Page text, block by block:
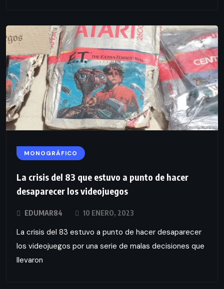
MONOGRÁFICO
La crisis del 83 que estuvo a punto de hacer
desaparecer los videojuegos
EDUMAR84 10 ENERO, 2023
La crisis del 83 estuvo a punto de hacer desaparecer
los videojuegos por una serie de malas decisiones que
llevaron